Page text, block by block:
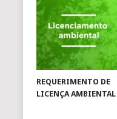
REQUERIMENTO DE
LICENÇA AMBIENTAL